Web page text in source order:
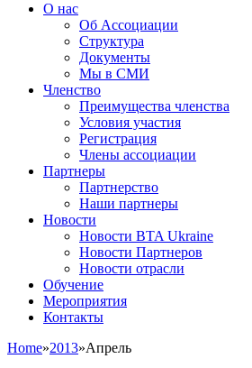
О нас
Об Ассоциации
Структура
Документы
Мы в СМИ
Членство
Преимущества членства
Условия участия
Регистрация
Члены ассоциации
Партнеры
Партнерство
Наши партнеры
Новости
Новости BTA Ukraine
Новости Партнеров
Новости отрасли
Обучение
Мероприятия
Контакты
Home»2013»Апрель